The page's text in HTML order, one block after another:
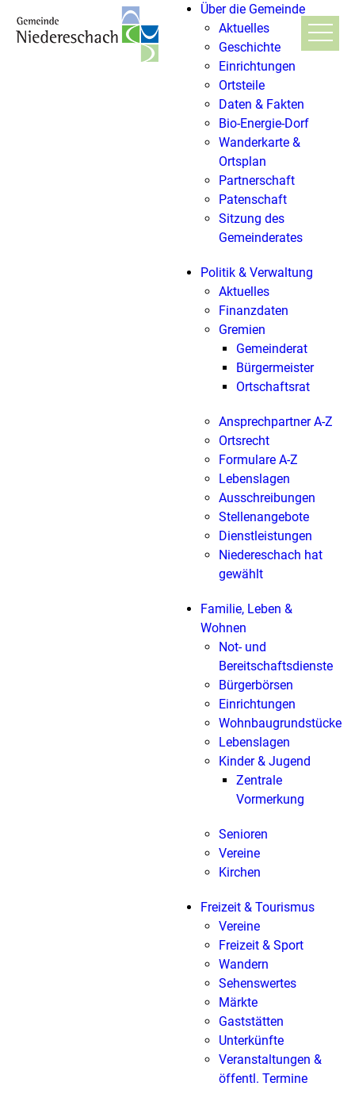
Über die Gemeinde
Aktuelles
Geschichte
Einrichtungen
Ortsteile
Daten & Fakten
Bio-Energie-Dorf
Wanderkarte &
Ortsplan
Partnerschaft
Patenschaft
Sitzung des
Gemeinderates
Politik & Verwaltung
Aktuelles
Finanzdaten
Gremien
Gemeinderat
Bürgermeister
Ortschaftsrat
Ansprechpartner A-Z
Ortsrecht
Formulare A-Z
Lebenslagen
Ausschreibungen
Stellenangebote
Dienstleistungen
Niedereschach hat
gewählt
Familie, Leben &
Wohnen
Not- und
Bereitschaftsdienste
Bürgerbörsen
Einrichtungen
Wohnbaugrundstücke
Lebenslagen
Kinder & Jugend
Zentrale
Vormerkung
Senioren
Vereine
Kirchen
Freizeit & Tourismus
Vereine
Freizeit & Sport
Wandern
Sehenswertes
Märkte
Gaststätten
Unterkünfte
Veranstaltungen &
öffentl. Termine